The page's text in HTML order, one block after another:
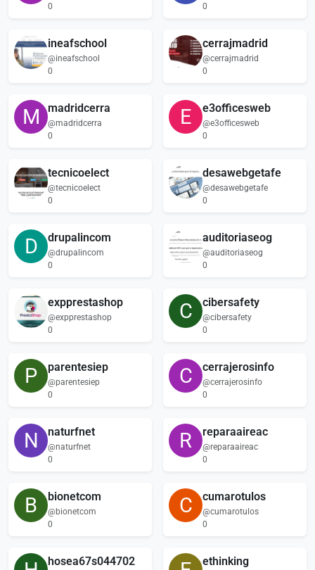
0
0
ineafschool
@ineafschool
0
cerrajmadrid
@cerrajmadrid
0
M madridcerra
@madridcerra
0
E e3officesweb
@e3officesweb
0
tecnicoelect
@tecnicoelect
0
desawebgetafe
@desawebgetafe
0
D drupalincom
@drupalincom
0
auditoriaseog
@auditoriaseog
0
expprestashop
@expprestashop
0
C cibersafety
@cibersafety
0
P parentesiep
@parentesiep
0
C cerrajerosinfo
@cerrajerosinfo
0
N naturfnet
@naturfnet
0
R reparaaireac
@reparaaireac
0
B bionetcom
@bionetcom
0
C cumarotulos
@cumarotulos
0
hosea67s044702 ethinking